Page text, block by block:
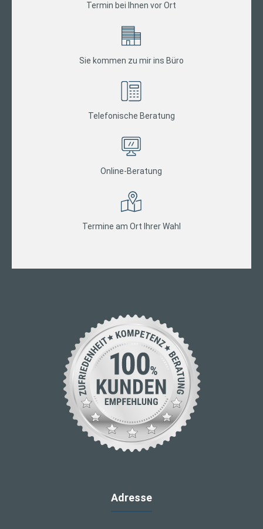
Termin bei Ihnen vor Ort
Sie kommen zu mir ins Büro
Telefonische Beratung
Online-Beratung
Termine am Ort Ihrer Wahl
Adresse